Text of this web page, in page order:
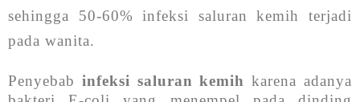
sehingga 50-60% infeksi saluran kemih terjadi
pada wanita.
Penyebab infeksi saluran kemih karena adanya